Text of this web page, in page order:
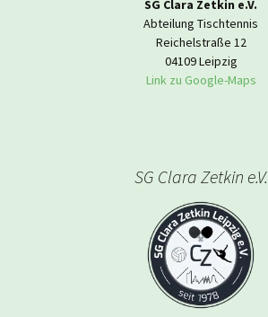
SG Clara Zetkin e.V.
Abteilung Tischtennis
Reichelstraße 12
04109 Leipzig
Link zu Google-Maps
SG Clara Zetkin e.V.